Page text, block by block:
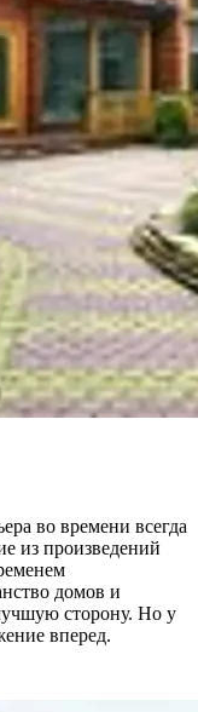
во времени всегда
из произведений
домов и
сторону. Но у
вперед.